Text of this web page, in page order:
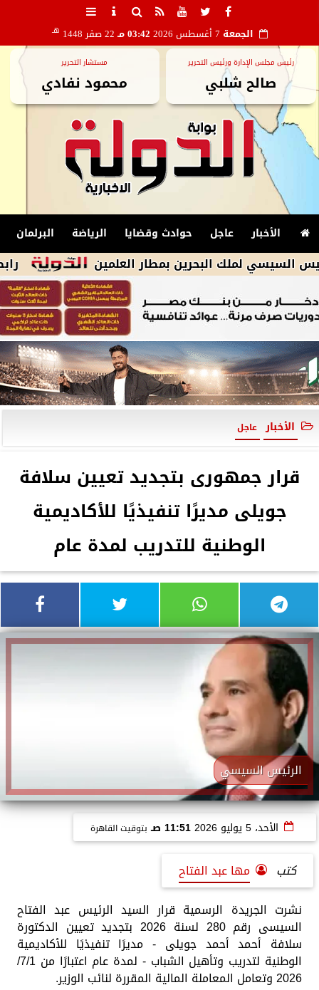
الجمعة 03:42 مـ 22 صفر 1448 هـ
رئيس مجلس الإدارة ورئيس التحرير
صالح شلبي
مستشار التحرير
محمود نفادي
الأخبار عاجل حوادث وقضايا الرياضة البرلمان
رابطه لملك البحرين بمطار العلمين
الأخبار عاجل
قرار جمهورى بتجديد تعيين سلافة
جويلى مديرًا تنفيذيًا للأكاديمية
الوطنية للتدريب لمدة عام
الرئيس السيسي
الأحد، 5 يوليو 2026 11:51 صـ بتوقيت القاهرة
كتب
مها عبد الفتاح
نشرت الجريدة الرسمية قرار السيد الرئيس عبد الفتاح
السيسى رقم 280 لسنة 2026 بتجديد تعيين الدكتورة
سلافة أحمد أحمد جويلى - مديرًا تنفيذيًا للأكاديمية
الوطنية لتدريب وتأهيل الشباب - لمدة عام اعتبارًا من 7/1/
2026 وتعامل المعاملة المالية المقررة لنائب الوزير.